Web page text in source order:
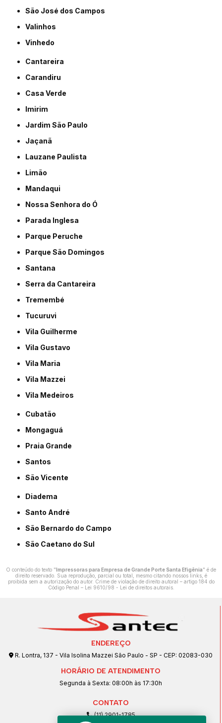
São José dos Campos
Valinhos
Vinhedo
Cantareira
Carandiru
Casa Verde
Imirim
Jardim São Paulo
Jaçanã
Lauzane Paulista
Limão
Mandaqui
Nossa Senhora do Ó
Parada Inglesa
Parque Peruche
Parque São Domingos
Santana
Serra da Cantareira
Tremembé
Tucuruvi
Vila Guilherme
Vila Gustavo
Vila Maria
Vila Mazzei
Vila Medeiros
Cubatão
Mongaguá
Praia Grande
Santos
São Vicente
Diadema
Santo André
São Bernardo do Campo
São Caetano do Sul
O conteúdo do texto "Impressoras para Empresa de Grande Porte Santa Efigênia" é de
direito reservado. Sua reprodução, parcial ou total, mesmo citando nossos links, é
proibida sem a autorização do autor. Crime de violação de direito autoral – artigo 184 do
Código Penal – Lei 9610/98 - Lei de direitos autorais.
ENDEREÇO
R. Lontra, 137 - Vila Isolina Mazzei São Paulo - SP - CEP: 02083-030
HORÁRIO DE ATENDIMENTO
Segunda à Sexta: 08:00h às 17:30h
CONTATO
(11) 2901-1785